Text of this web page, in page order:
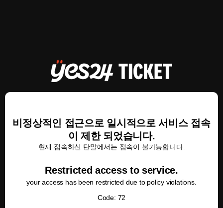
비정상적인 접근으로 일시적으로 서비스 접속
이 제한 되었습니다.
현재 접속하신 단말에서는 접속이 불가능합니다.
Restricted access to service.
your access has been restricted due to policy violations.
Code: 72